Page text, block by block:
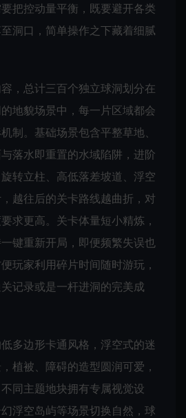
把控动量平衡，既要避开各类
洞口，简单操作之下藏着细腻
，总计三百个独立球洞划分在
地貌场景中，每一片区域都会
制。基础场景包含平整草地、
落水即重置的水域陷阱，进阶
转立柱、高低落差坡道、浮空
越往后的关卡路线越曲折，对
求更高。关卡体量短小精炼，
键重新开局，即便频繁失误也
玩家利用碎片时间随时游玩，
记录或是一杆进洞的完美成
多边形卡通风格，浮空式的迷
植被、障碍的造型圆润可爱，
同主题地块拥有专属视觉设
浮空岛屿等场景切换自然，球